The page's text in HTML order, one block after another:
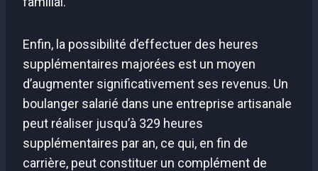
Enfin, la possibilité d’effectuer des heures
supplémentaires majorées est un moyen
d’augmenter significativement ses revenus. Un
boulanger salarié dans une entreprise artisanale
peut réaliser jusqu’à 329 heures
supplémentaires par an, ce qui, en fin de
carrière, peut constituer un complément de